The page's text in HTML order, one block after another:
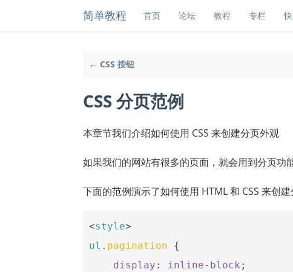
简单教程 首页 论坛 教程 专栏
← CSS 按钮
CSS 分页范例
本章节我们介绍如何使用 CSS 来创建分页外观
如果我们的网站有很多的页面，就会用到分页功
下面的范例演示了如何使用 HTML 和 CSS 来创
<style>
ul . pagination
{
display : inline-block ;